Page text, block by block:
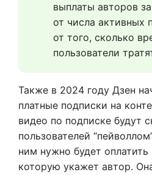
выплаты авторов
от числа активных
от того, сколько
пользователи
Также в 2024 году Дзен
платные подписки на
видео по подписке будут
пользователей
ним нужно будет
которую укажет автор.